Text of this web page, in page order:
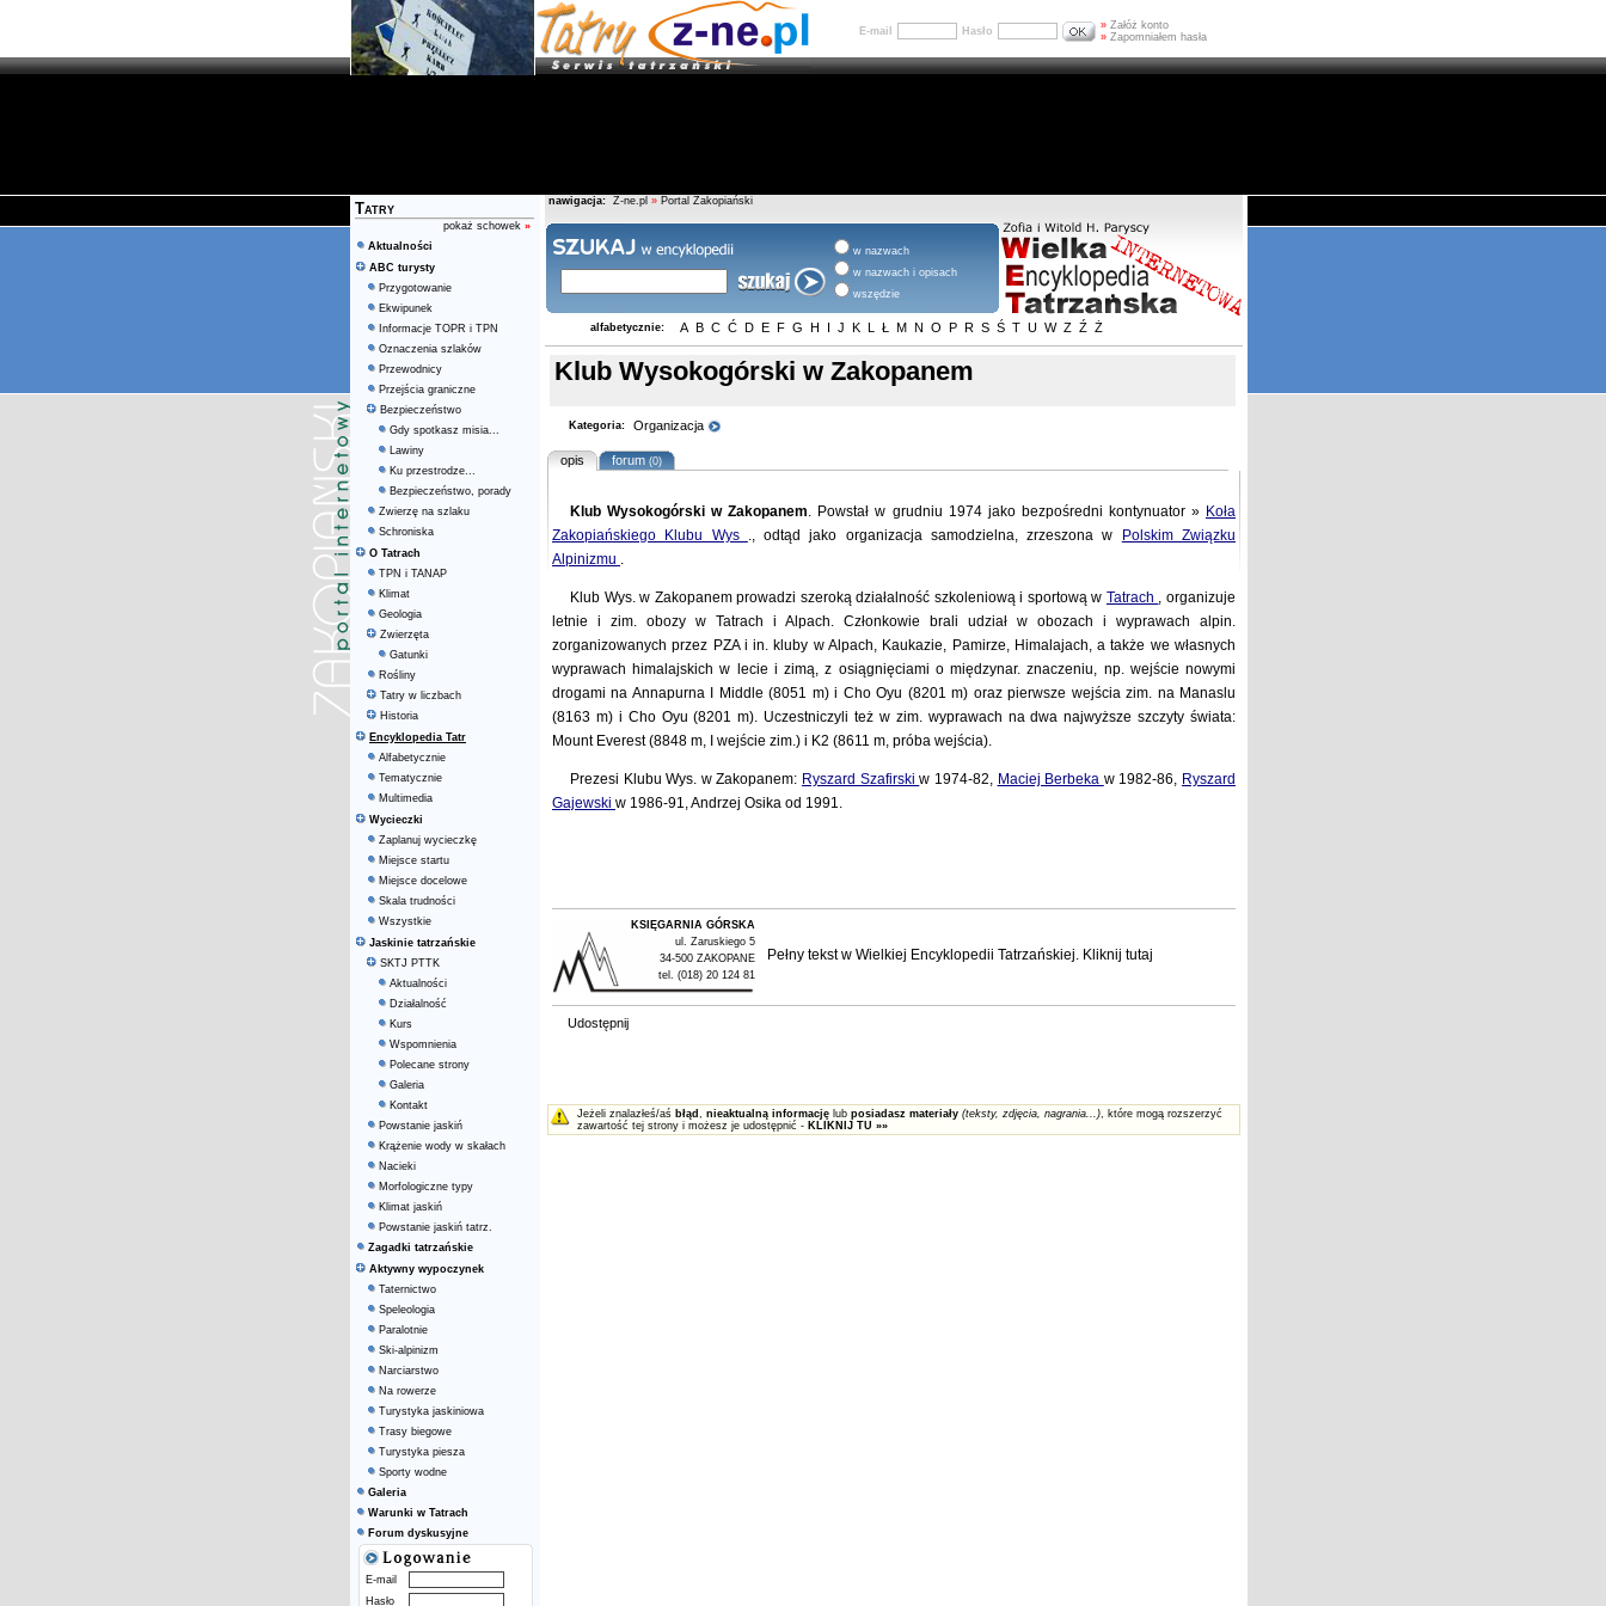
E-mail Hasło » Załóż konto
» Zapomniałem hasła
Tatry
pokaż schowek »
Aktualności
ABC turysty
Przygotowanie
Ekwipunek
Informacje TOPR i TPN
Oznaczenia szlaków
Przewodnicy
Przejścia graniczne
Bezpieczeństwo
Gdy spotkasz misia...
Lawiny
Ku przestrodze...
Bezpieczeństwo, porady
Zwierzę na szlaku
Schroniska
O Tatrach
TPN i TANAP
Klimat
Geologia
Zwierzęta
Gatunki
Rośliny
Tatry w liczbach
Historia
Encyklopedia Tatr
Alfabetycznie
Tematycznie
Multimedia
Wycieczki
Zaplanuj wycieczkę
Miejsce startu
Miejsce docelowe
Skala trudności
Wszystkie
Jaskinie tatrzańskie
SKTJ PTTK
Aktualności
Działalność
Kurs
Wspomnienia
Polecane strony
Galeria
Kontakt
Powstanie jaskiń
Krążenie wody w skałach
Nacieki
Morfologiczne typy
Klimat jaskiń
Powstanie jaskiń tatrz.
Zagadki tatrzańskie
Aktywny wypoczynek
Taternictwo
Speleologia
Paralotnie
Ski-alpinizm
Narciarstwo
Na rowerze
Turystyka jaskiniowa
Trasy biegowe
Turystyka piesza
Sporty wodne
Galeria
Warunki w Tatrach
Forum dyskusyjne
E-mail
Hasło
nawigacja: Z-ne.pl » Portal Zakopiański
w nazwach
w nazwach i opisach
wszędzie
alfabetycznie: A B C Ć D E F G H I J K L Ł M N O P R S Ś T U W Z Ź Ż
Klub Wysokogórski w Zakopanem
Kategoria: Organizacja
opis forum(0)
Klub Wysokogórski w Zakopanem. Powstał w grudniu 1974 jako bezpośredni kontynuator » Koła
Zakopiańskiego Klubu Wys ., odtąd jako organizacja samodzielna, zrzeszona w
Polskim Związku
Alpinizmu .
Klub Wys. w Zakopanem prowadzi szeroką działalność szkoleniową i sportową w Tatrach , organizuje
letnie i zim. obozy w Tatrach i Alpach. Członkowie brali udział w obozach i wyprawach alpin.
zorganizowanych przez PZA i in. kluby w Alpach, Kaukazie, Pamirze, Himalajach, a także we własnych
wyprawach himalajskich w lecie i zimą, z osiągnięciami o międzynar. znaczeniu, np. wejście nowymi
drogami na Annapurna I Middle (8051 m) i Cho Oyu (8201 m) oraz pierwsze wejścia zim. na Manaslu
(8163 m) i Cho Oyu (8201 m). Uczestniczyli też w zim. wyprawach na dwa najwyższe szczyty świata:
Mount Everest (8848 m, I wejście zim.) i K2 (8611 m, próba wejścia).
Prezesi Klubu Wys. w Zakopanem: Ryszard Szafirskiw 1974-82, Maciej Berbeka w 1982-86, Ryszard
Gajewski w 1986-91, Andrzej Osika od 1991.
KSIĘGARNIA GÓRSKA
ul. Zaruskiego 5
34-500 ZAKOPANE
tel. (018) 20 124 81
Pełny tekst w Wielkiej Encyklopedii Tatrzańskiej. Kliknij tutaj
Udostępnij
Jeżeli znalazłeś/aś błąd , nieaktualną informację lub posiadasz materiały (teksty, zdjęcia, nagrania...), które mogą rozszerzyć
zawartość tej strony i możesz je udostępnić - KLIKNIJ TU »»